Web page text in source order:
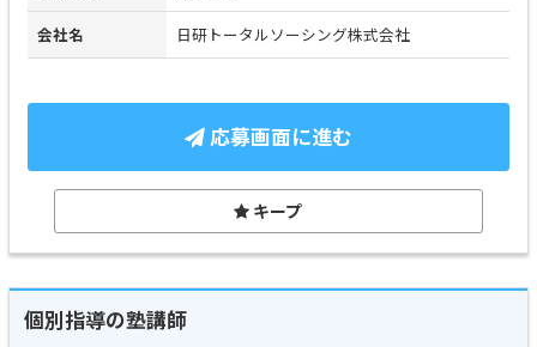
会社名 日研トータルソーシング株式会社
応募画面に進む
キープ
個別指導の塾講師